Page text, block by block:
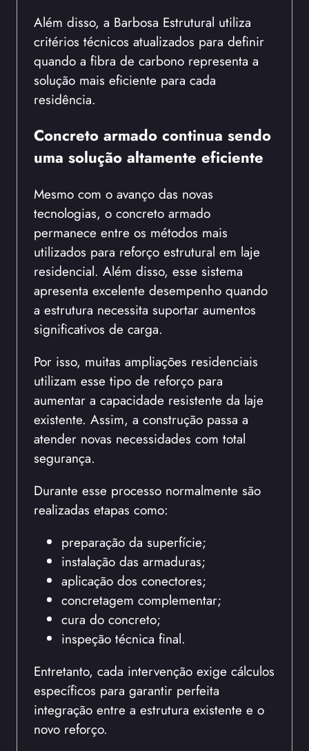
Além disso, a Barbosa Estrutural utiliza
critérios técnicos atualizados para definir
quando a fibra de carbono representa a
solução mais eficiente para cada
residência.
Concreto armado continua sendo
uma solução altamente eficiente
Mesmo com o avanço das novas
tecnologias, o concreto armado
permanece entre os métodos mais
utilizados para reforço estrutural em laje
residencial. Além disso, esse sistema
apresenta excelente desempenho quando
a estrutura necessita suportar aumentos
significativos de carga.
Por isso, muitas ampliações residenciais
utilizam esse tipo de reforço para
aumentar a capacidade resistente da laje
existente. Assim, a construção passa a
atender novas necessidades com total
segurança.
Durante esse processo normalmente são
realizadas etapas como:
preparação da superfície;
instalação das armaduras;
aplicação dos conectores;
concretagem complementar;
cura do concreto;
inspeção técnica final.
Entretanto, cada intervenção exige cálculos
específicos para garantir perfeita
integração entre a estrutura existente e o
novo reforço.